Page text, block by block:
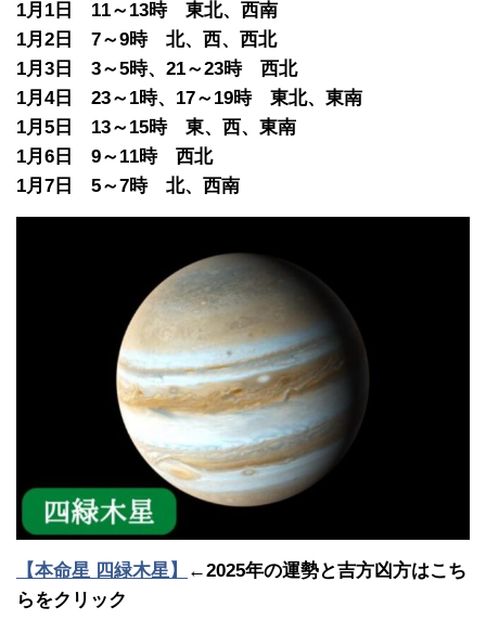
1月1日 11～13時 東北、西南
1月2日 7～9時 北、西、西北
1月3日 3～5時、21～23時 西北
1月4日 23～1時、17～19時 東北、東南
1月5日 13～15時 東、西、東南
1月6日 9～11時 西北
1月7日 5～7時 北、西南
【本命星 四緑木星】
←2025年の運勢と吉方凶方はこち
らをクリック